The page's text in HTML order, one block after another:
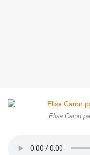
Elise Caron